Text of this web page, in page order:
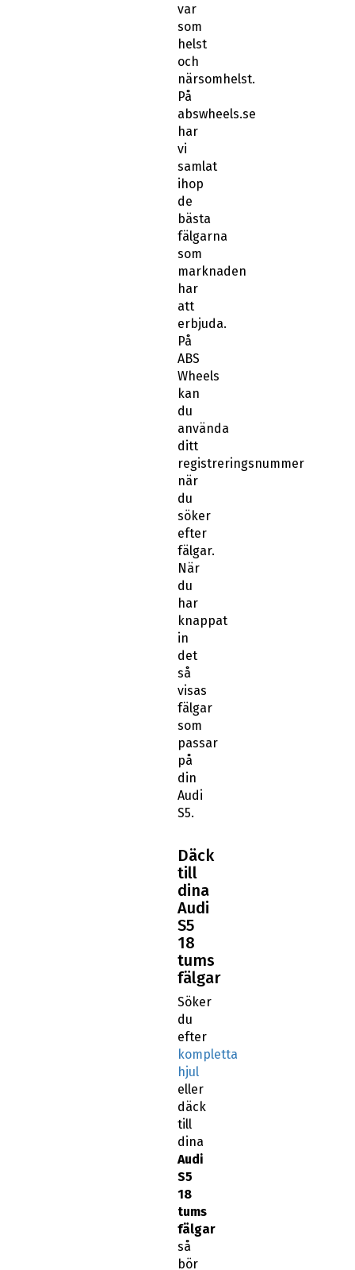
var
som
helst
och
närsomhelst.
På
abswheels.se
har
vi
samlat
ihop
de
bästa
fälgarna
som
marknaden
har
att
erbjuda.
På
ABS
Wheels
kan
du
använda
ditt
registreringsnummer
när
du
söker
efter
fälgar.
När
du
har
knappat
in
det
så
visas
fälgar
som
passar
på
din
Audi
S5.
Däck
till
dina
Audi
S5
18
tums
fälgar
Söker
du
efter
kompletta
hjul
eller
däck
till
dina
Audi
S5
18
tums
fälgar
så
bör